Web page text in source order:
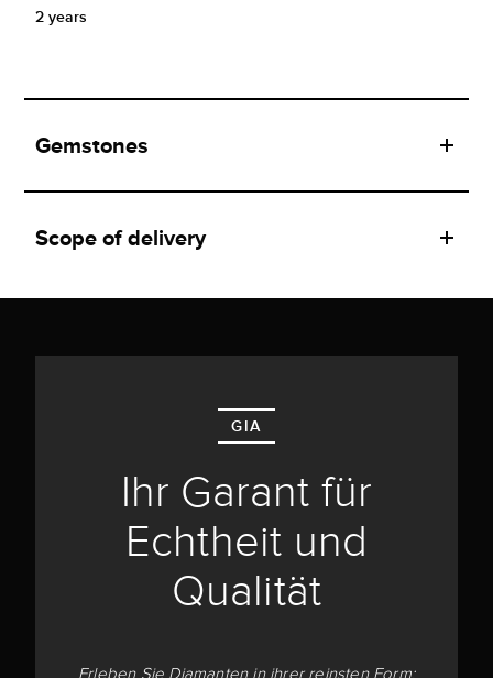
2 years
Gemstones
Scope of delivery
GIA
Ihr Garant für
Echtheit und
Qualität
Erleben Sie Diamanten in ihrer reinsten Form: